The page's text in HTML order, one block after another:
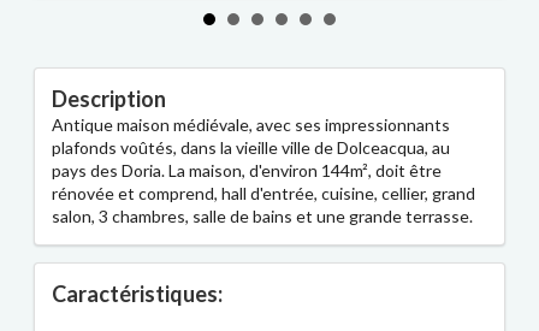
Description
Antique maison médiévale, avec ses impressionnants
plafonds voûtés, dans la vieille ville de Dolceacqua, au
pays des Doria. La maison, d'environ 144m², doit être
rénovée et comprend, hall d'entrée, cuisine, cellier, grand
salon, 3 chambres, salle de bains et une grande terrasse.
Caractéristiques: